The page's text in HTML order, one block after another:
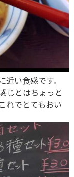
い食感です。
じとはちょっと
れでとてもおい